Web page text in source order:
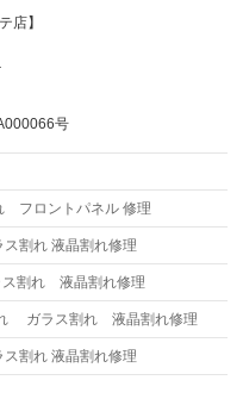
店】
号
フロントパネル 修理
割れ 液晶割れ修理
割れ 液晶割れ修理
ガラス割れ 液晶割れ修理
割れ 液晶割れ修理